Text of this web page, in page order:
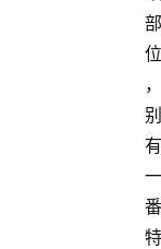
部
位
，
别
有
一
番
特